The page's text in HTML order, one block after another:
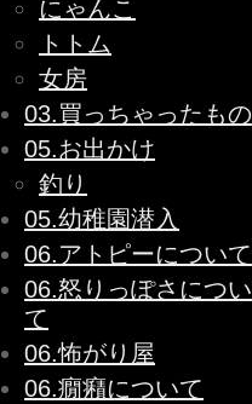
にゃんこ
トトム
女房
03.買っちゃったもの
05.お出かけ
釣り
05.幼稚園潜入
06.アトピーについて
06.怒りっぽさについ
て
06.怖がり屋
06.癇癪について